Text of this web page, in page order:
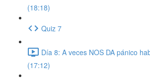
(18:18)
Quiz 7
Día 8: A veces NOS DA pánico
(17:12)